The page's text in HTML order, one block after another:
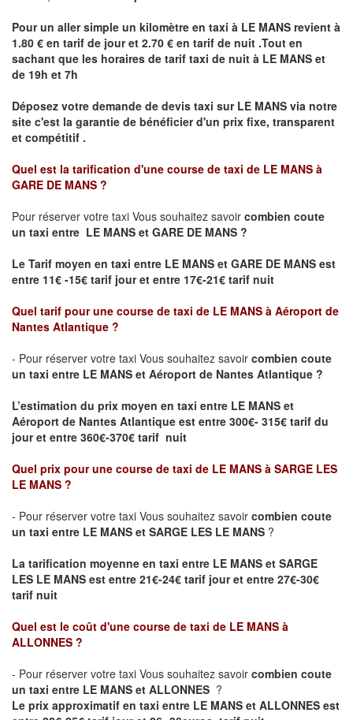
Pour un aller simple un kilomètre en taxi à LE MANS revient à
1.80 € en tarif de jour et 2.70 € en tarif de nuit .Tout en
sachant que les horaires de tarif taxi de nuit à LE MANS et
de 19h et 7h
Déposez votre demande de devis taxi sur LE MANS via notre
site c'est la garantie de bénéficier d'un prix fixe, transparent
et compétitif .
Quel est la tarification d'une course de taxi de LE MANS à
GARE DE MANS ?
Pour réserver votre taxi Vous souhaitez savoir combien coute
un taxi entre LE MANS et GARE DE MANS ?
Le Tarif moyen en taxi entre LE MANS et GARE DE MANS est
entre 11€ -15€ tarif jour et entre 17€-21€ tarif nuit
Quel tarif pour une course de taxi de LE MANS à Aéroport de
Nantes Atlantique ?
- Pour réserver votre taxi Vous souhaitez savoir combien coute
un taxi entre LE MANS et Aéroport de Nantes Atlantique ?
L’estimation du prix moyen en taxi entre LE MANS et
Aéroport de Nantes Atlantique est entre 300€- 315€ tarif du
jour et entre 360€-370€ tarif nuit
Quel prix pour une course de taxi de LE MANS à SARGE LES
LE MANS ?
- Pour réserver votre taxi Vous souhaitez savoir combien coute
un taxi entre LE MANS et SARGE LES LE MANS ?
La tarification moyenne en taxi entre LE MANS et SARGE
LES LE MANS est entre 21€-24€ tarif jour et entre 27€-30€
tarif nuit
Quel est le coût d'une course de taxi de LE MANS à
ALLONNES ?
- Pour réserver votre taxi Vous souhaitez savoir combien coute
un taxi entre LE MANS et ALLONNES ?
Le prix approximatif en taxi entre LE MANS et ALLONNES est